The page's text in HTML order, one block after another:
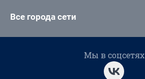
Все города сети
Мы в соцсетях